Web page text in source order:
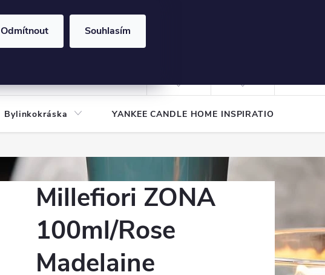
Odmítnout Souhlasím
Bylinkokráska YANKEE CANDLE HOME INSPIRATION
Millefiori ZONA
100ml/Rose
Madelaine